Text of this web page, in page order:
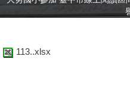
113..xlsx